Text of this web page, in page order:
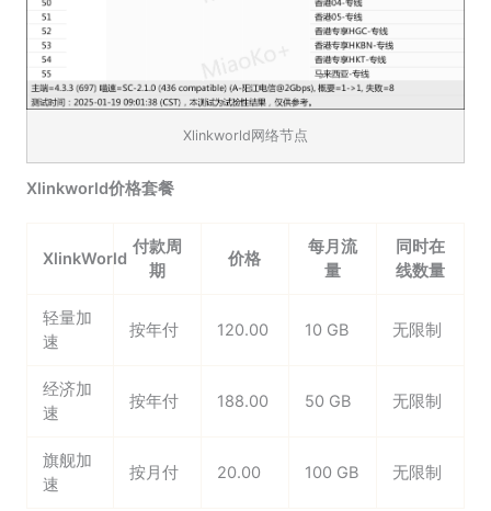
Xlinkworld网络节点
Xlinkworld价格套餐
XlinkWorld
付款周
期
价格
每月流
量
同时在
线数量
轻量加
速
按年付 120.00 10 GB 无限制
经济加
速
按年付 188.00 50 GB 无限制
旗舰加
速
按月付 20.00 100 GB 无限制